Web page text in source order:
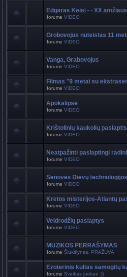
Edgaras Keisi - - XX
forume VIDEO
Grobovojus nuteistas 11
forume VIDEO
Vanga, Grabovojus
forume VIDEO
Filmas "9 metai su
forume VIDEO
Apokalipsė
forume VIDEO
Krištolinių kaukolių paslaptis
forume VIDEO
Neatpažinti paslaptingi
forume VIDEO
Senovės Dievų technologijos
forume VIDEO
Kretos misterijos-Atlantų
forume VIDEO
Veidrodžių paslaptys
forume VIDEO
MUZIKOS PERRAŠYMAS
forume Šiukšlynas, PRAŽUVA
Ezoterinis kultas samogitų
forume Sveikas juokas :))